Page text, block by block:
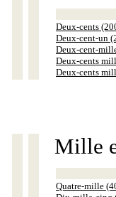
Deux-cents
Deux-cent-un
Deux-cent-
Deux-cents
Deux-cents
Mille
Quatre-mille